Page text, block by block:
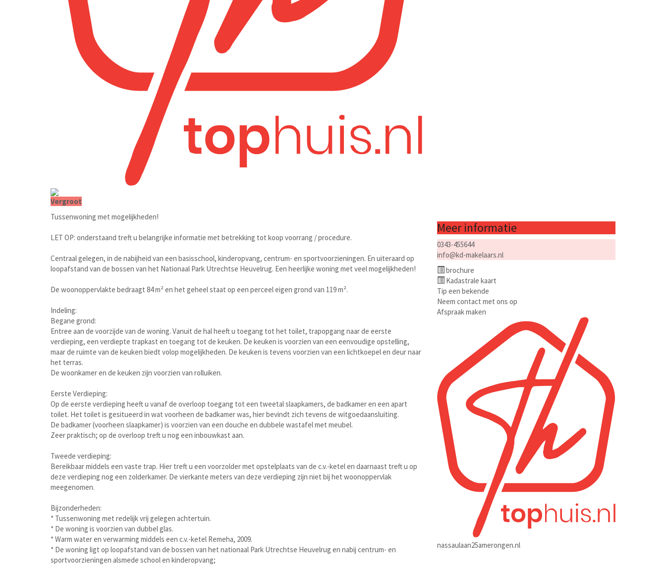
Vergroot
Tussenwoning met mogelijkheden!
LET OP: onderstaand treft u belangrijke informatie met betrekking tot koop voorrang / procedure.
Centraal gelegen, in de nabijheid van een basisschool, kinderopvang, centrum- en sportvoorzieningen. En uiteraard op
loopafstand van de bossen van het Nationaal Park Utrechtse Heuvelrug. Een heerlijke woning met veel mogelijkheden!
De woonoppervlakte bedraagt 84 m² en het geheel staat op een perceel eigen grond van 119 m².
Indeling:
Begane grond:
Entree aan de voorzijde van de woning. Vanuit de hal heeft u toegang tot het toilet, trapopgang naar de eerste
verdieping, een verdiepte trapkast en toegang tot de keuken. De keuken is voorzien van een eenvoudige opstelling,
maar de ruimte van de keuken biedt volop mogelijkheden. De keuken is tevens voorzien van een lichtkoepel en deur naar
het terras.
De woonkamer en de keuken zijn voorzien van rolluiken.
Eerste Verdieping:
Op de eerste verdieping heeft u vanaf de overloop toegang tot een tweetal slaapkamers, de badkamer en een apart
toilet. Het toilet is gesitueerd in wat voorheen de badkamer was, hier bevindt zich tevens de witgoedaansluiting.
De badkamer (voorheen slaapkamer) is voorzien van een douche en dubbele wastafel met meubel.
Zeer praktisch; op de overloop treft u nog een inbouwkast aan.
Tweede verdieping:
Bereikbaar middels een vaste trap. Hier treft u een voorzolder met opstelplaats van de c.v.-ketel en daarnaast treft u op
deze verdieping nog een zolderkamer. De vierkante meters van deze verdieping zijn niet bij het woonoppervlak
meegenomen.
Bijzonderheden:
* Tussenwoning met redelijk vrij gelegen achtertuin.
* De woning is voorzien van dubbel glas.
* Warm water en verwarming middels een c.v.-ketel Remeha, 2009.
* De woning ligt op loopafstand van de bossen van het nationaal Park Utrechtse Heuvelrug en nabij centrum- en
sportvoorzieningen alsmede school en kinderopvang;
Meer informatie
0343-455644
info@kd-makelaars.nl
brochure
Kadastrale kaart
Tip een bekende
Neem contact met ons op
Afspraak maken
nassaulaan25amerongen.nl